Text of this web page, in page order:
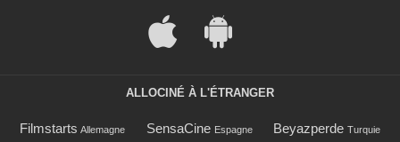
ALLOCINÉ À L'ÉTRANGER
Filmstarts Allemagne SensaCine Espagne Beyazperde Turquie